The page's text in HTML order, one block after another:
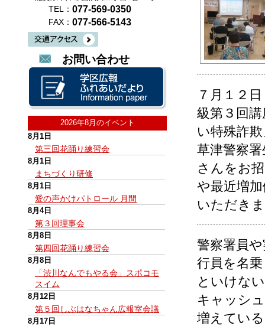
TEL： 077-569-0350
FAX： 077-566-5143
お問い合わせ
2026年8月のイベント
8月1日
第三回花踊り練習会
8月1日
まちづくり研修
8月1日
愛の声かけパトロール 月間
8月4日
第３回理事会
8月8日
第四回花踊り練習会
8月8日
「渋川なんでもやる会」スポコモ
スイム
8月12日
第５回しぶはなちゃん広報室会議
8月17日
７月１２
級第３回
い特殊詐
草津警察
さんをお
や最近増
いただき
警察署員
行員を名
といけな
キャッシ
増えてい